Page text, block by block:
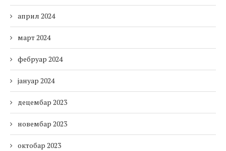
април 2024
март 2024
фебруар 2024
јануар 2024
децембар 2023
новембар 2023
октобар 2023